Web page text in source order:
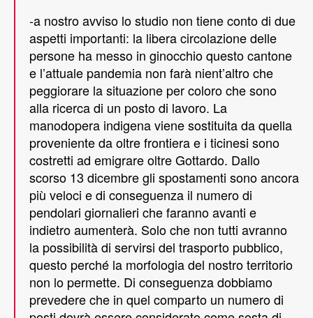
-a nostro avviso lo studio non tiene conto di due
aspetti importanti: la libera circolazione delle
persone ha messo in ginocchio questo cantone
e l’attuale pandemia non farà nient’altro che
peggiorare la situazione per coloro che sono
alla ricerca di un posto di lavoro. La
manodopera indigena viene sostituita da quella
proveniente da oltre frontiera e i ticinesi sono
costretti ad emigrare oltre Gottardo. Dallo
scorso 13 dicembre gli spostamenti sono ancora
più veloci e di conseguenza il numero di
pendolari giornalieri che faranno avanti e
indietro aumenterà. Solo che non tutti avranno
la possibilità di servirsi del trasporto pubblico,
questo perché la morfologia del nostro territorio
non lo permette. Di conseguenza dobbiamo
prevedere che in quel comparto un numero di